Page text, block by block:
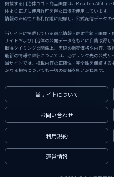
掲載する自治体ロゴ・商品画像は、Rakuten Affiliate
体より正式に使用許可を得た画像を使用しています。
情報の正確性と権利保護に配慮し、公式配信データの
当サイトに掲載している商品情報・寄附金額・画像
サイトおよび自治体の公開データをもとに自動取得し
取得タイミングの関係上、実際の販売価格や内容、寄
最新の情報や詳細については、必ずリンク先の公式サ
当サイトでは、掲載内容の正確性・完全性を保証す
かなる損害についても一切の責任を負いかねます。
当サイトについて
お問い合わせ
利用規約
運営情報